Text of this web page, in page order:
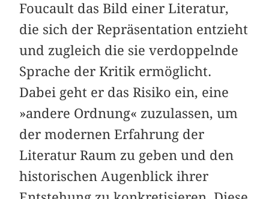
Foucault das Bild einer Literatur,
die sich der Repräsentation entzieht
und zugleich die sie verdoppelnde
Sprache der Kritik ermöglicht.
Dabei geht er das Risiko ein, eine
»andere Ordnung« zuzulassen, um
der modernen Erfahrung der
Literatur Raum zu geben und den
historischen Augenblick ihrer